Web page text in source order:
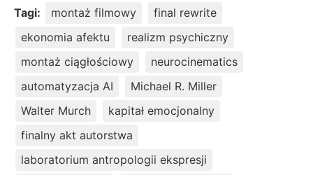
Tagi: montaż filmowy
final rewrite
ekonomia afektu
realizm psychiczny
montaż ciągłościowy
neurocinematics
automatyzacja AI
Michael R. Miller
Walter Murch
kapitał emocjonalny
finalny akt autorstwa
laboratorium antropologii ekspresji